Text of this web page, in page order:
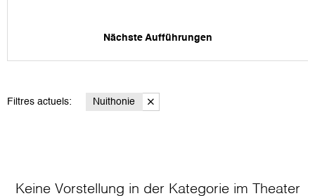
Nächste Aufführungen
Filtres actuels: Nuithonie
Keine Vorstellung in der Kategorie im Theater